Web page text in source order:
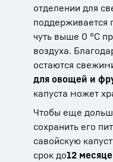
отделении для
поддерживается
чуть выше 0 °C
воздуха.
остаются
для овощей и
капуста может
Чтобы еще
сохранить его
савойскую
срок до12